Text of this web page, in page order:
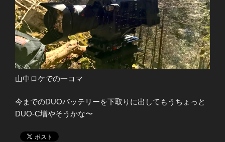
山中ロケでの一コマ
今までのDUOバッテリーを下取りに出してもうちょっと
DUO-C増やそうかな〜